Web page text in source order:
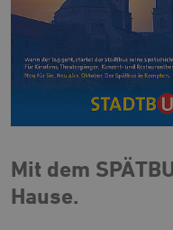
Mit dem
Hause.